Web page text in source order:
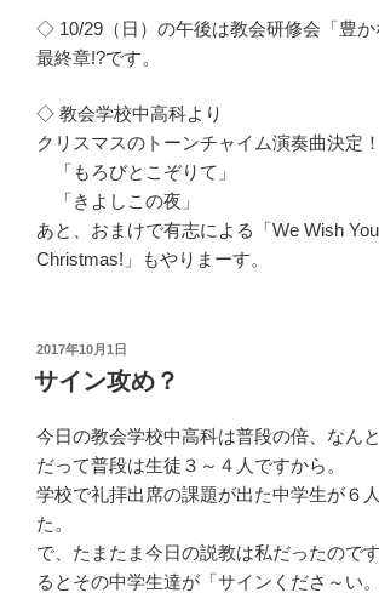
◇ 10/29（日）の午後は教会研修会「豊か
最終章!?です。
◇ 教会学校中高科より
クリスマスのトーンチャイム演奏曲決定！
「もろびとこぞりて」
「きよしこの夜」
あと、おまけで有志による「We Wish
Christmas!」もやりまーす。
投
稿
日:
2017年10月1日
サイン攻め？
今日の教会学校中高科は普段の倍、なん
だって普段は生徒３～４人ですから。
学校で礼拝出席の課題が出た中学生が６
た。
で、たまたま今日の説教は私だったので
るとその中学生達が「サインくださ～い